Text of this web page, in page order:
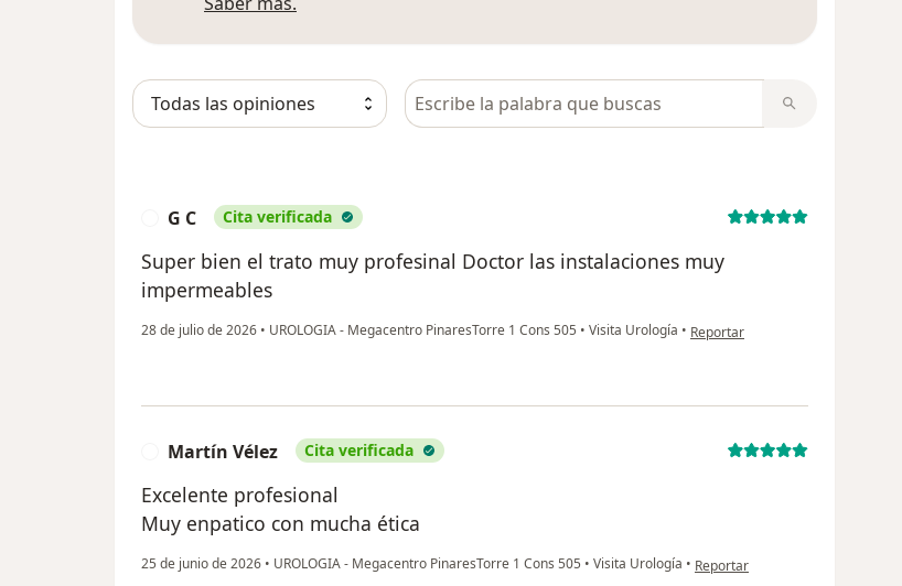
Busca en opiniones
G C Cita verificada
Super bien el trato muy profesinal Doctor las instalaciones muy
impermeables
28 de julio de 2026 • UROLOGIA - Megacentro PinaresTorre 1 Cons 505 • Visita Urología • en opinión del usuario G C
Reportar
Martín Vélez Cita verificada
Excelente profesional
Muy enpatico con mucha ética
25 de junio de 2026 • UROLOGIA - Megacentro PinaresTorre 1 Cons 505 • Visita Urología • en opinión del usuario Martín Vélez
Reportar